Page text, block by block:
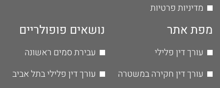
מדיניות פרטיות
מפת אתר
עורך דין פלילי
עורך דין חקירה במשטרה
נושאים פופולריים
עבירת סמים ראשונה
עורך דין פלילי בתל אביב